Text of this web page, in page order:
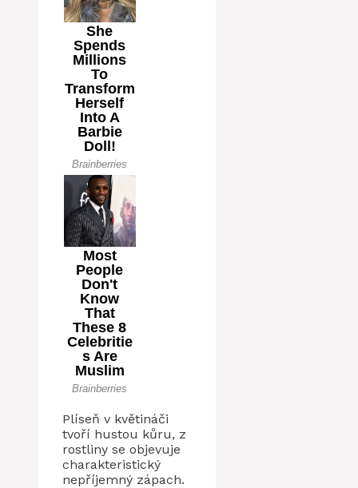
Plíseň v květináči
tvoří hustou kůru, z
rostliny se objevuje
charakteristický
nepříjemný zápach.